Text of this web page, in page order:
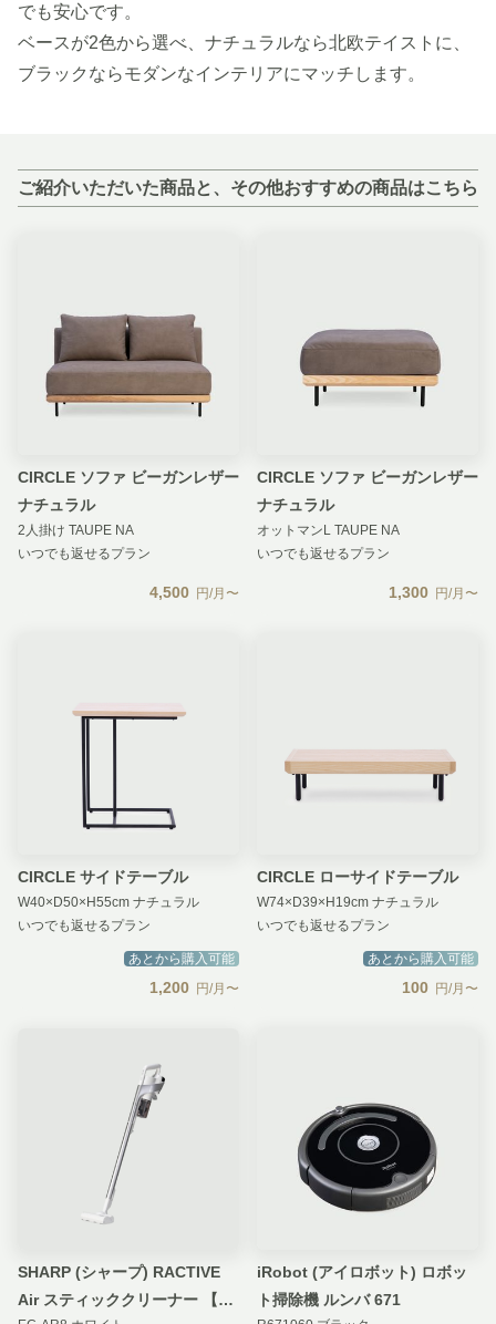
でも安心です。
ベースが2色から選べ、ナチュラルなら北欧テイストに、
ブラックならモダンなインテリアにマッチします。
ご紹介いただいた商品と、その他おすすめの商品はこちら
CIRCLE ソファ ビーガンレザー
ナチュラル
2人掛け TAUPE NA
いつでも返せるプラン
4,500 円/月〜
CIRCLE ソファ ビーガンレザー
ナチュラル
オットマンL TAUPE NA
いつでも返せるプラン
1,300 円/月〜
CIRCLE サイドテーブル
W40×D50×H55cm ナチュラル
いつでも返せるプラン
あとから購入可能
1,200 円/月〜
CIRCLE ローサイドテーブル
W74×D39×H19cm ナチュラル
いつでも返せるプラン
あとから購入可能
100 円/月〜
SHARP (シャープ) RACTIVE
Air スティッククリーナー 【ア
iRobot (アイロボット) ロボッ
ト掃除機 ルンバ 671